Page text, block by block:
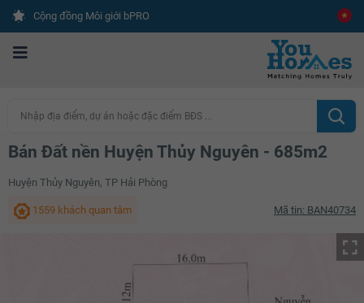
Cộng đồng Môi giới bPRO
Nhập địa điểm, dự án hoặc đặc điểm BĐS ...
Bán Đất nền Huyện Thủy Nguyên - 685m2
Huyện Thủy Nguyên, TP Hải Phòng
1559 khách quan tâm Mã tin: BAN40734